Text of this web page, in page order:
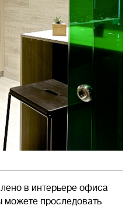
в интерьере офиса
можете проследовать